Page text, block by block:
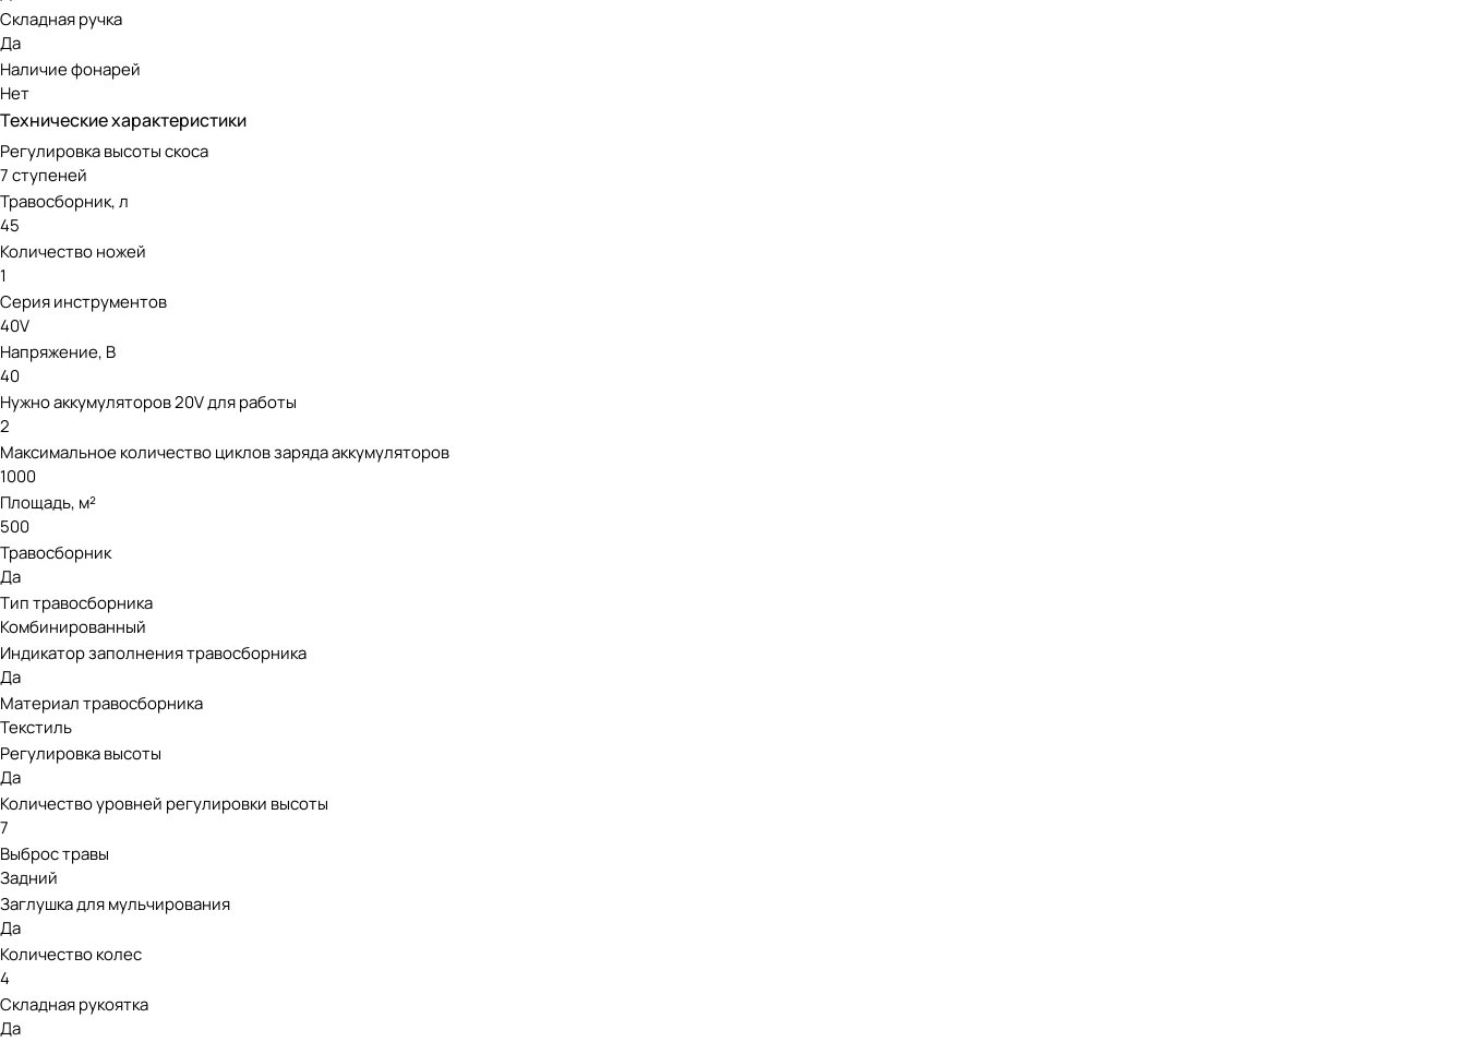
Складная ручка
Да
Наличие фонарей
Нет
Технические характеристики
Регулировка высоты скоса
7 ступеней
Травосборник, л
45
Количество ножей
1
Серия инструментов
40V
Напряжение, В
40
Нужно аккумуляторов 20V для работы
2
Максимальное количество циклов заряда аккумуляторов
1000
Площадь, м²
500
Травосборник
Да
Тип травосборника
Комбинированный
Индикатор заполнения травосборника
Да
Материал травосборника
Текстиль
Регулировка высоты
Да
Количество уровней регулировки высоты
7
Выброс травы
Задний
Заглушка для мульчирования
Да
Количество колес
4
Складная рукоятка
Да